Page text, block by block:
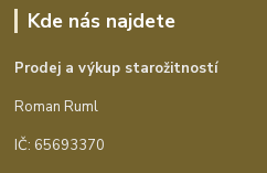
Kde nás najdete
Prodej a výkup starožitností
Roman Ruml
IČ: 65693370